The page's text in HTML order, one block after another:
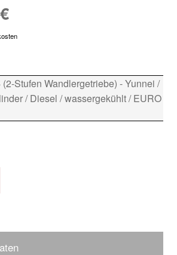
€
Stufen Wandlergetriebe) - Yunnei /
/ Diesel / wassergekühlt / EURO